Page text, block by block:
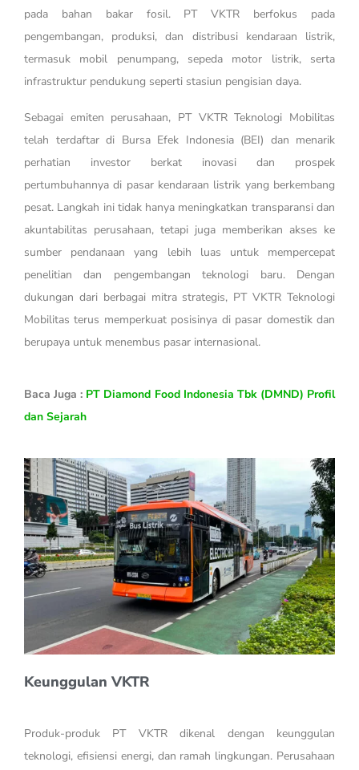
pada bahan bakar fosil. PT VKTR berfokus pada
pengembangan, produksi, dan distribusi kendaraan listrik,
termasuk mobil penumpang, sepeda motor listrik, serta
infrastruktur pendukung seperti stasiun pengisian daya.
Sebagai emiten perusahaan, PT VKTR Teknologi Mobilitas
telah terdaftar di Bursa Efek Indonesia (BEI) dan menarik
perhatian investor berkat inovasi dan prospek
pertumbuhannya di pasar kendaraan listrik yang berkembang
pesat. Langkah ini tidak hanya meningkatkan transparansi dan
akuntabilitas perusahaan, tetapi juga memberikan akses ke
sumber pendanaan yang lebih luas untuk mempercepat
penelitian dan pengembangan teknologi baru. Dengan
dukungan dari berbagai mitra strategis, PT VKTR Teknologi
Mobilitas terus memperkuat posisinya di pasar domestik dan
berupaya untuk menembus pasar internasional.
Baca Juga : PT Diamond Food Indonesia Tbk (DMND) Profil
dan Sejarah
Keunggulan VKTR
Produk-produk PT VKTR dikenal dengan keunggulan
teknologi, efisiensi energi, dan ramah lingkungan. Perusahaan